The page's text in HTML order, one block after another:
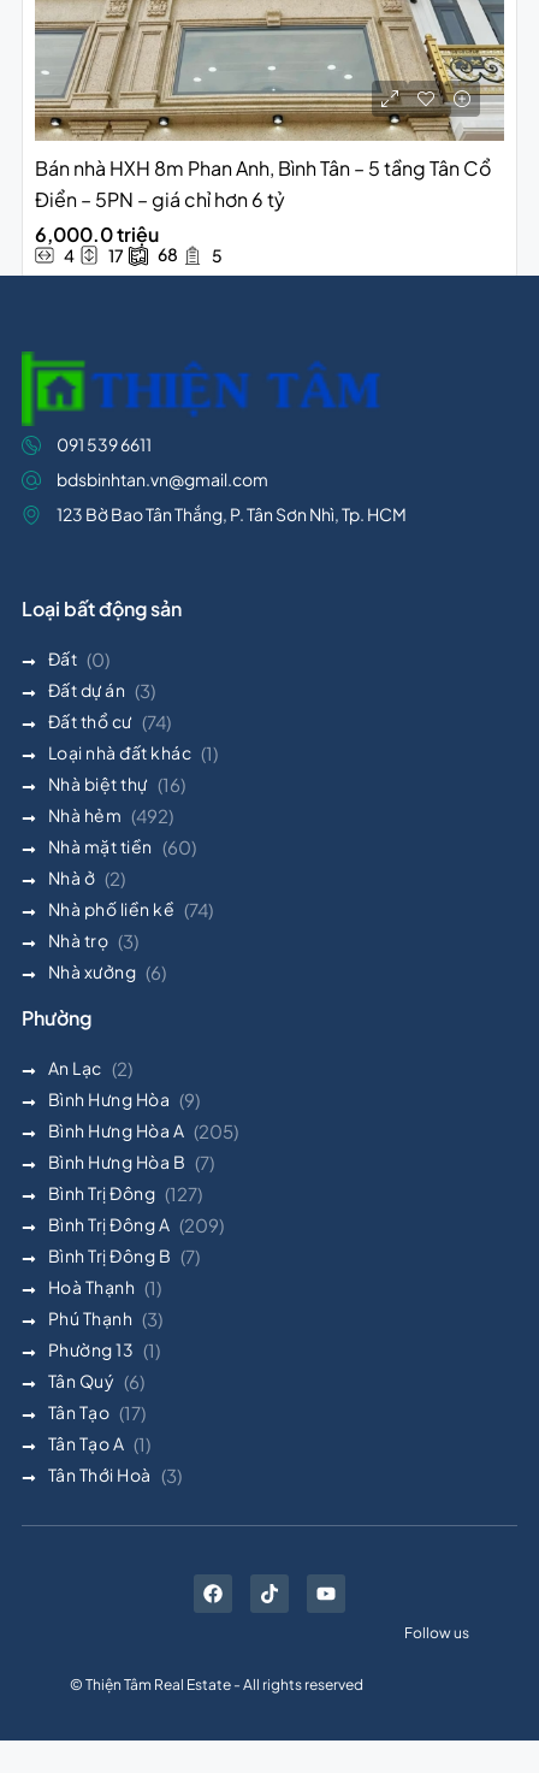
Bán nhà HXH 8m Phan Anh, Bình Tân – 5 tầng Tân Cổ
Điển – 5PN – giá chỉ hơn 6 tỷ
6,000.0 triệu
4 17 68 5
091 539 6611
bdsbinhtan.vn@gmail.com
123 Bờ Bao Tân Thắng, P. Tân Sơn Nhì, Tp. HCM
Loại bất động sản
Đất (0)
Đất dự án (3)
Đất thổ cư (74)
Loại nhà đất khác (1)
Nhà biệt thự (16)
Nhà hẻm (492)
Nhà mặt tiền (60)
Nhà ở (2)
Nhà phố liền kề (74)
Nhà trọ (3)
Nhà xưởng (6)
Phường
An Lạc (2)
Bình Hưng Hòa (9)
Bình Hưng Hòa A (205)
Bình Hưng Hòa B (7)
Bình Trị Đông (127)
Bình Trị Đông A (209)
Bình Trị Đông B (7)
Hoà Thạnh (1)
Phú Thạnh (3)
Phường 13 (1)
Tân Quý (6)
Tân Tạo (17)
Tân Tạo A (1)
Tân Thới Hoà (3)
© Thiện Tâm Real Estate - All rights reserved
Follow us